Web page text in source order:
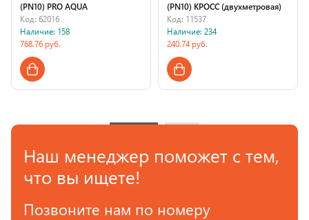
(PN10) PRO AQUA
Код: 62016
Наличие: 158
768.76 руб.
(PN10) КРОСС (двухметровая)
Код: 11537
Наличие: 234
240.74 руб.
Наш менеджер поможет с тем,
что вы ищете!
Позвоните нам по номеру